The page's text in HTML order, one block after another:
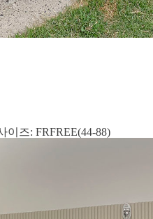
즈: FRFREE(44-88)